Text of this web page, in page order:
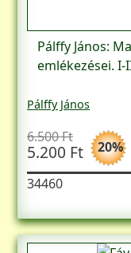
Pálffy János:
emlékezései.
Pálffy János
20%
6.500 Ft
5.200 Ft
34460